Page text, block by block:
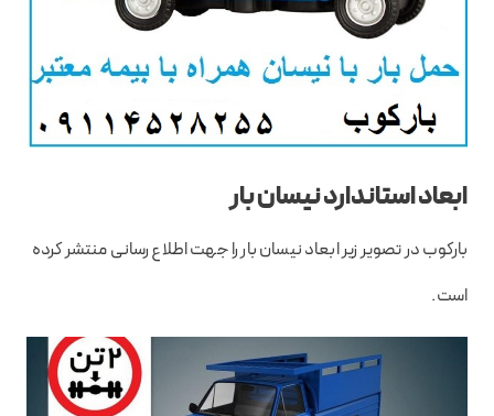
ابعاد استاندارد نیسان بار
بارکوب در تصویر زیر ابعاد نیسان بار را جهت اطلاع رسانی منتشر کرده
است.